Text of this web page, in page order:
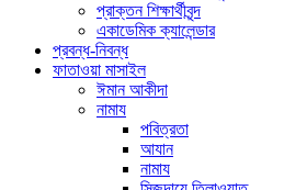
প্রাক্তন শিক্ষার্থীবৃন্দ
একাডেমিক ক্যালেন্ডার
প্রবন্ধ-নিবন্ধ
ফাতাওয়া মাসাইল
ঈমান আকীদা
নামায
পবিত্রতা
আযান
নামায